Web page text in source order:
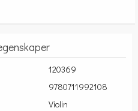
120369
9780711992108
Violin